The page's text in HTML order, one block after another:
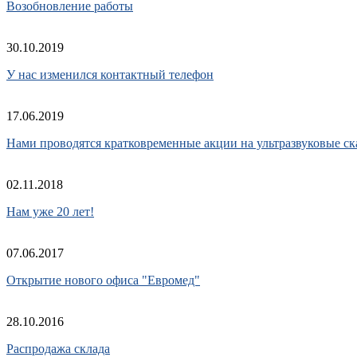
Возобновление работы
30.10.2019
У нас изменился контактный телефон
17.06.2019
Нами проводятся кратковременные акции на ультразвуковые
02.11.2018
Нам уже 20 лет!
07.06.2017
Открытие нового офиса "Евромед"
28.10.2016
Распродажа склада